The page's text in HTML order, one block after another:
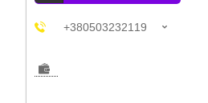
+380503232119